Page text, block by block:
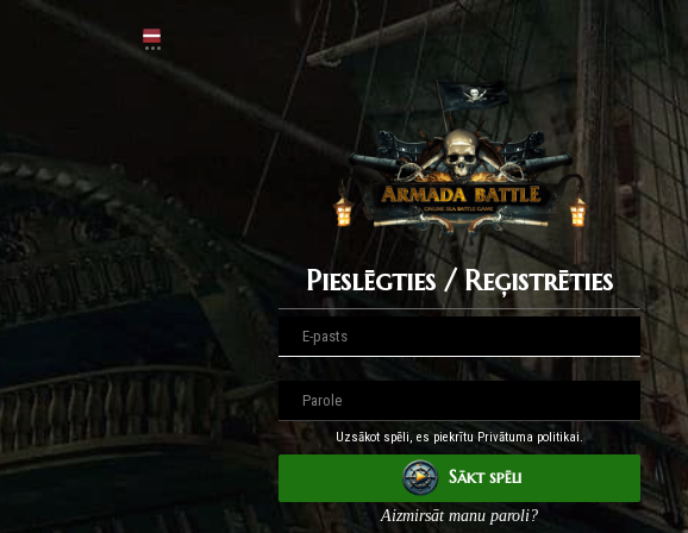
Pieslēgties / Reģistrēties
Uzsākot spēli, es piekrītu Privātuma politikai.
Sākt spēli
Aizmirsāt manu paroli?